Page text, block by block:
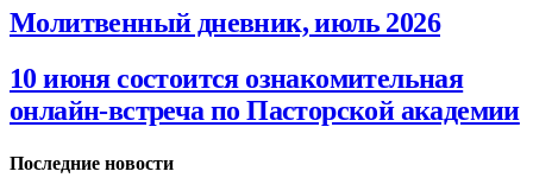
Молитвенный дневник, июль 2026
10 июня состоится ознакомительная
онлайн-встреча по Пасторской академии
Последние новости